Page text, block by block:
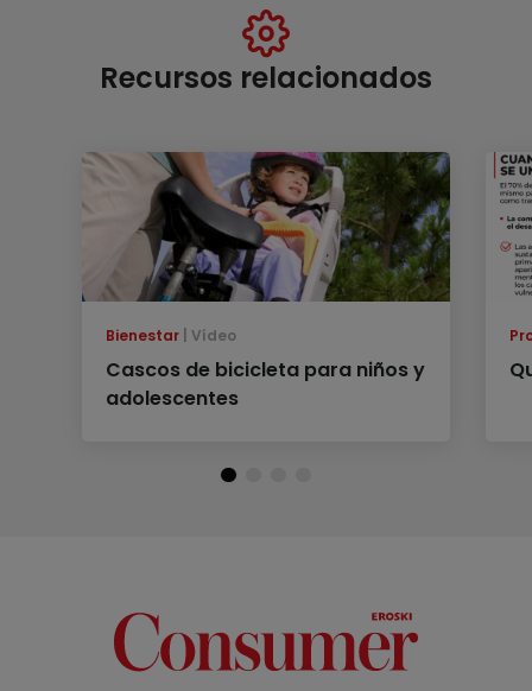
Recursos relacionados
Bienestar Vídeo
Cascos de bicicleta para niños y
adolescentes